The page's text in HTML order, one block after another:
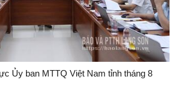
Ủy ban MTTQ Việt Nam tỉnh tháng 8